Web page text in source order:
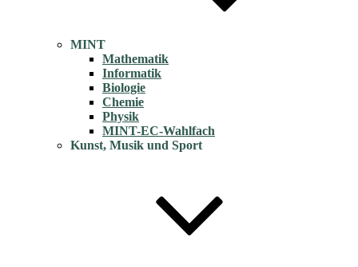
MINT
Mathematik
Informatik
Biologie
Chemie
Physik
MINT-EC-Wahlfach
Kunst, Musik und Sport